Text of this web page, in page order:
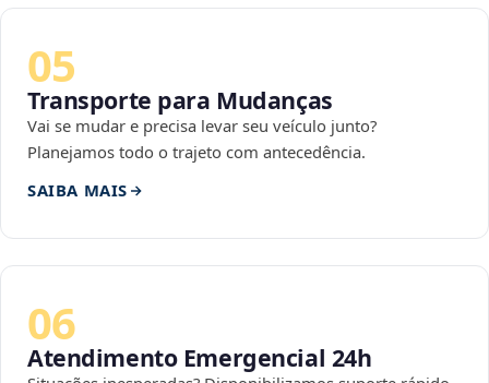
05
Transporte para Mudanças
Vai se mudar e precisa levar seu veículo junto?
Planejamos todo o trajeto com antecedência.
SAIBA MAIS
06
Atendimento Emergencial 24h